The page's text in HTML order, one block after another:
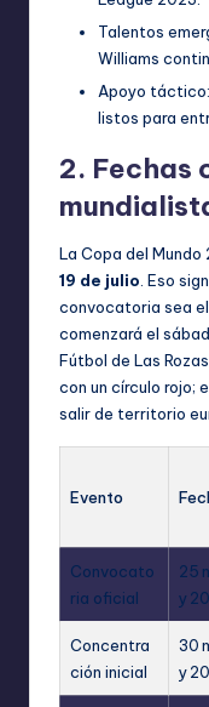
Talentos
Williams
Apoyo táctico:
listos para
2. Fechas
La Copa del
19 de julio . Eso
convocatoria sea
comenzará el
Fútbol de Las
con un círculo rojo;
salir de territorio
Evento
Convocato
ria oficial
25
y
Concentra
ción inicial
30
y